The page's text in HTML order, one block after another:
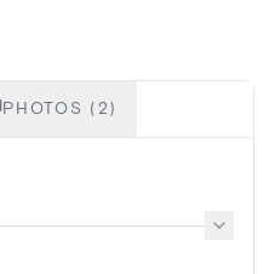
PHOTOS (2)